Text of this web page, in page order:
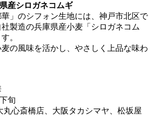
産シロガネコムギ
華」のシフォン生地には、神戸市北区で
製造の兵庫県産小麦「シロガネコム
。
の風味を活かし、やさしく上品な味わ
旬
丸心斎橋店、大阪タカシマヤ、松坂屋